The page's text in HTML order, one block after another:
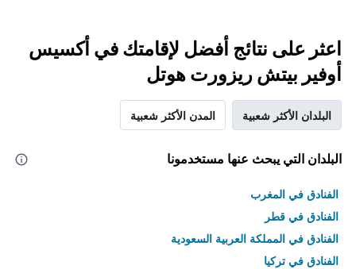
اعثر على نتائج أفضل لإقامتك في أكسيس
أوفير بيتش ريزورت هوتل
البلدان الأكثر شعبية المدن الأكثر شعبية
البلدان التي يبحث عنها مستخدمونا
الفنادق في المغرب
الفنادق في قطر
الفنادق في المملكة العربية السعودية
الفنادق في تركيا